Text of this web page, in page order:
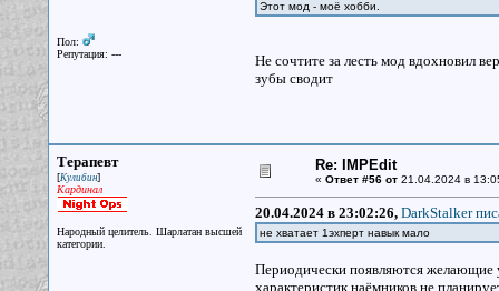
Пол:
Репутация: ---
Этот мод - моё хобби.
Не сочтите за лесть мод вдохновил
зубы сводит
Терапевт
[Кулибин]
Кардинал
Народный целитель. Шарлатан высшей
категории.
Re: IMPEdit
« Ответ #56 от21.04.2024 в
20.04.2024 в 23:02:26, DarkStalker
не хватает 1эхперт навык мало
Периодически появляются желающие
характеристик наёмников не